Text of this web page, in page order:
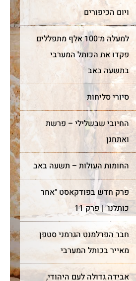
ויום הכיפורים
למעלה מ־100 אלף מתפללים
פקדו את הכותל המערבי
בתשעה באב
סיורי סליחות
החיובי שבשלילי – פרשת
ואתחנן
החומות העולות – תשעה באב
פרק חדש בפודקאסט "אחר
כותלנו" | פרק 11
חבר הפרלמנט הגרמני סטפן
מאייר בכותל המערבי
אבידה גדולה לעם היהודי,